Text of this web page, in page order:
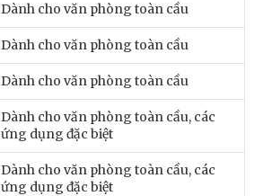
Dành cho văn phòng toàn cầu
Dành cho văn phòng toàn cầu
Dành cho văn phòng toàn cầu
Dành cho văn phòng toàn cầu, các
ứng dụng đặc biệt
Dành cho văn phòng toàn cầu, các
ứng dụng đặc biệt